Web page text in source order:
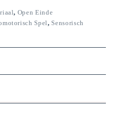
, Open Einde
Spel, Sensorisch